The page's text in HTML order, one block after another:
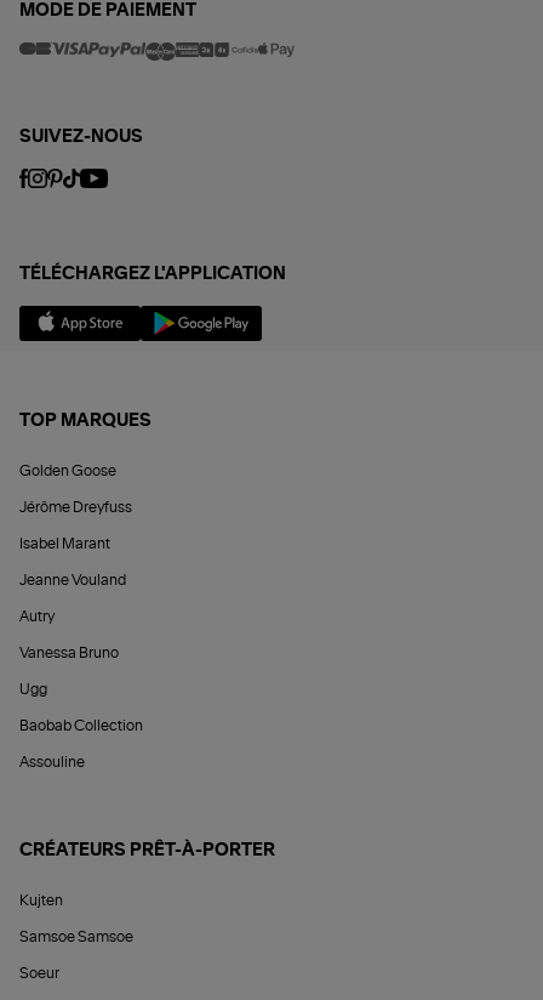
MODE DE PAIEMENT
SUIVEZ-NOUS
TÉLÉCHARGEZ L'APPLICATION
TOP MARQUES
Golden Goose
Jérôme Dreyfuss
Isabel Marant
Jeanne Vouland
Autry
Vanessa Bruno
Ugg
Baobab Collection
Assouline
CRÉATEURS PRÊT-À-PORTER
Kujten
Samsoe Samsoe
Soeur